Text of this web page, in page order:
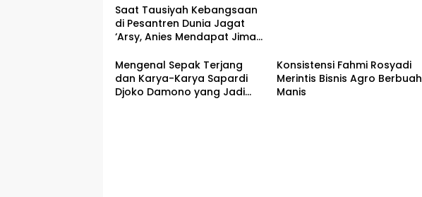
Saat Tausiyah Kebangsaan
di Pesantren Dunia Jagat
‘Arsy, Anies Mendapat Jimat
Aos
Mengenal Sepak Terjang
dan Karya-Karya Sapardi
Djoko Damono yang Jadi
Konsistensi Fahmi Rosyadi
Merintis Bisnis Agro Berbuah
Manis